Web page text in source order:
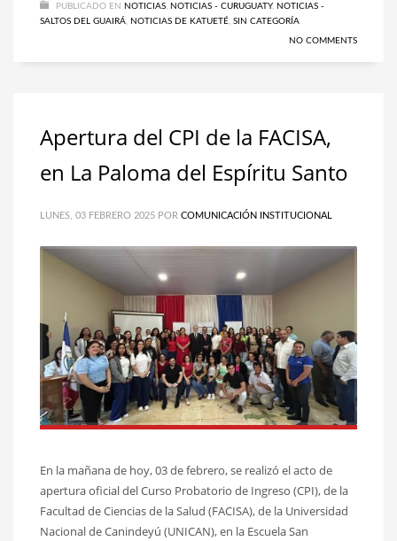
PUBLICADO EN NOTICIAS NOTICIAS - CURUGUATY, NOTICIAS -
SALTOS DEL GUAIRÁ NOTICIAS DE KATUETÉ SIN CATEGORÍA
NO COMMENTS
Apertura del CPI de la FACISA,
en La Paloma del Espíritu Santo
LUNES, 03 FEBRERO 2025 POR COMUNICACIÓN INSTITUCIONAL
En la mañana de hoy, 03 de febrero, se realizó el acto de
apertura oficial del Curso Probatorio de Ingreso (CPI), de la
Facultad de Ciencias de la Salud (FACISA), de la Universidad
Nacional de Canindeyú (UNICAN), en la Escuela San